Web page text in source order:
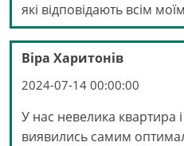
які відповідають всім
Віра Xаритонів
2024-07-14 00:00:00
У нас невелика квартира і
виявились самим